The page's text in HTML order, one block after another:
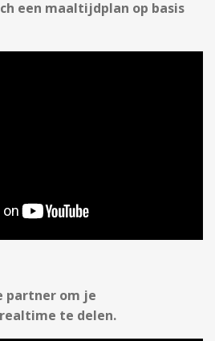
een maaltijdplan op basis
partner om je
te delen.